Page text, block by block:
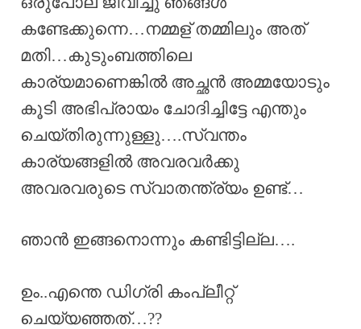
കണ്ടേക്കുന്നെ…നമ്മള് തമ്മിലും അത്
മതി…കുടുംബത്തിലെ
കാര്യമാണെങ്കിൽ അച്ഛൻ അമ്മയോടും
കൂടി അഭിപ്രായം ചോദിച്ചിട്ടേ എന്തും
ചെയ്തിരുന്നുള്ളു….സ്വന്തം
കാര്യങ്ങളിൽ അവരവർക്കു
അവരവരുടെ സ്വാതന്ത്ര്യം ഉണ്ട്…
ഞാൻ ഇങ്ങനൊന്നും കണ്ടിട്ടില്ല….
ഉം..എന്തെ ഡിഗ്രി കംപ്ലീറ്റ്
ചെയ്യഞ്ഞത്…??